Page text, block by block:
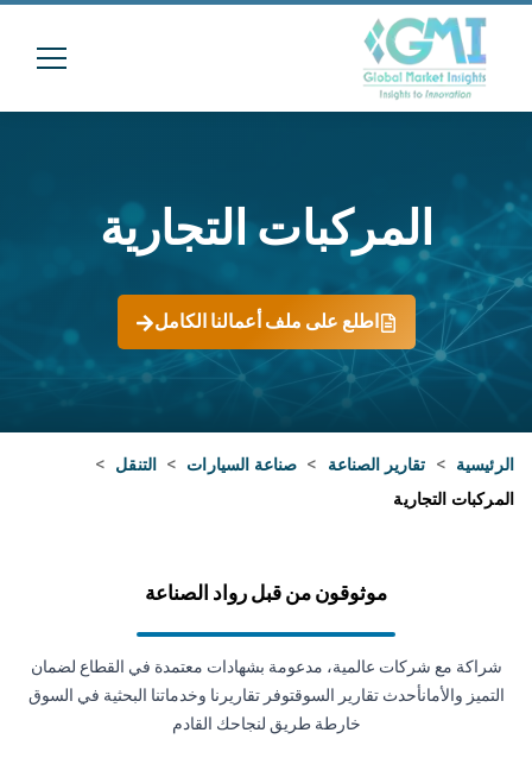
المركبات التجارية
اطلع على ملف أعمالنا الكامل
الرئيسية > تقارير الصناعة > صناعة السيارات > التنقل >
المركبات التجارية
موثوقون من قبل رواد الصناعة
شراكة مع شركات عالمية، مدعومة بشهادات معتمدة في القطاع لضمان
التميز والأمانأحدث تقارير السوقتوفر تقاريرنا وخدماتنا البحثية في السوق
خارطة طريق لنجاحك القادم